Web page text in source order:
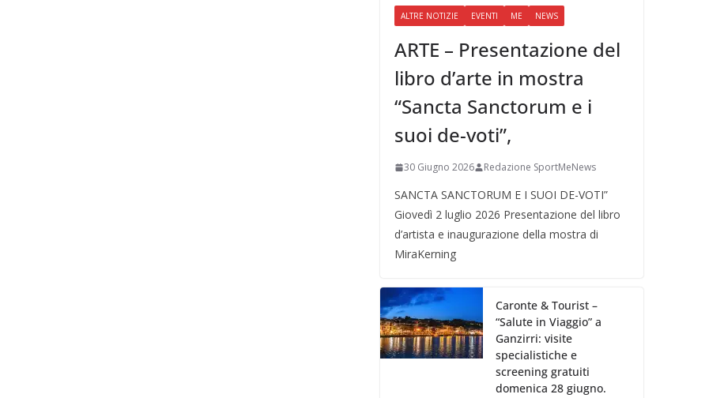
ALTRE NOTIZIE EVENTI ME NEWS
ARTE – Presentazione del
libro d’arte in mostra
“Sancta Sanctorum e i
suoi de-voti”,
30 Giugno 2026 Redazione SportMeNews
SANCTA SANCTORUM E I SUOI DE-VOTI”
Giovedì 2 luglio 2026 Presentazione del libro
d’artista e inaugurazione della mostra di
MiraKerning
Caronte & Tourist –
“Salute in Viaggio” a
Ganzirri: visite
specialistiche e
screening gratuiti
domenica 28 giugno.